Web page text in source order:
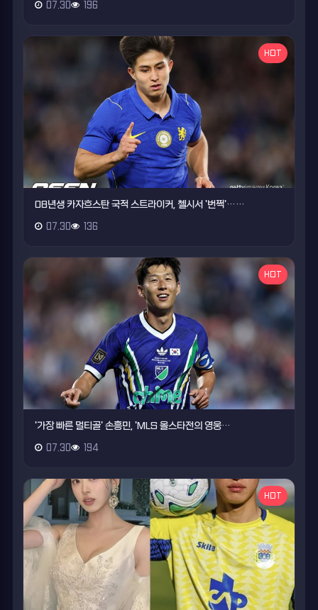
07.30 196
HOT
08년생 카자흐스탄 국적 스트라이커, 첼시서 '번쩍'……
07.30 136
HOT
'가장 빠른 멀티골' 손흥민, 'MLS 올스타전의 영웅…
07.30 194
HOT